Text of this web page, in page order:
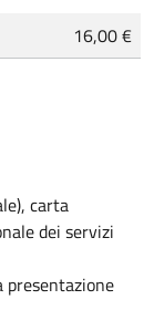
16,00 €
carta
dei servizi